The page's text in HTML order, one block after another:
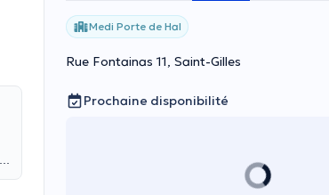
Medi Porte de Hal
Rue Fontainas 11, Saint-Gilles
Prochaine disponibilité